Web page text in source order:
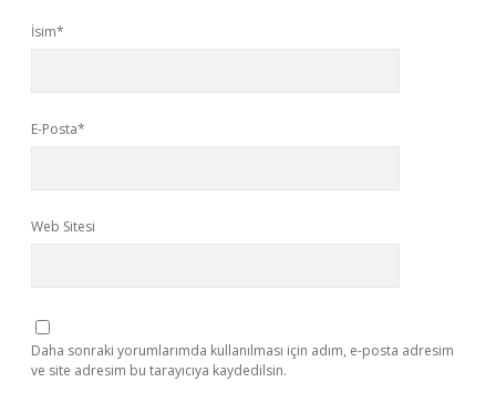
İsim*
E-Posta*
Web Sitesi
Daha sonraki yorumlarımda kullanılması için adım, e-posta adresim
ve site adresim bu tarayıcıya kaydedilsin.